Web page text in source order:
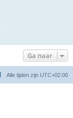
Ga naar
Alle tijden zijn UTC+02:00